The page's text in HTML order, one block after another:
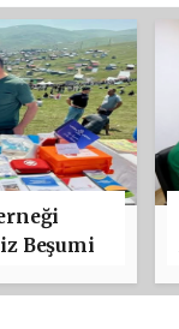
Beşumi